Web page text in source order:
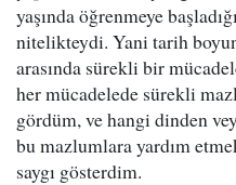
yaşında öğrenmeye
nitelikteydi. Yani tarih
arasında sürekli bir
her mücadelede sürekli
gördüm, ve hangi dinden
bu mazlumlara yardım
saygı gösterdim.